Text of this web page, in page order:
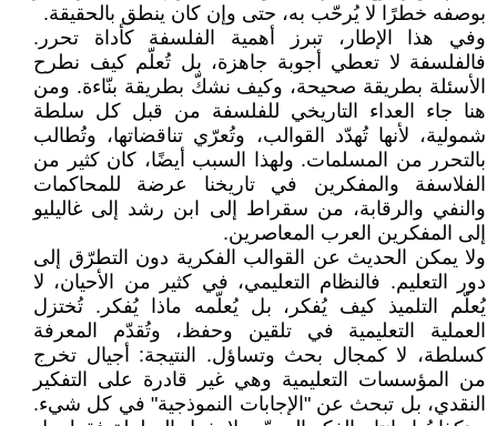
بوصفه خطرًا لا يُرحّب به، حتى وإن كان ينطق بالحقيقة.
وفي هذا الإطار، تبرز أهمية الفلسفة كأداة تحرر.
فالفلسفة لا تعطي أجوبة جاهزة، بل تُعلّم كيف نطرح
الأسئلة بطريقة صحيحة، وكيف نشكّ بطريقة بنّاءة. ومن
هنا جاء العداء التاريخي للفلسفة من قبل كل سلطة
شمولية، لأنها تُهدّد القوالب، وتُعرّي تناقضاتها، وتُطالب
بالتحرر من المسلمات. ولهذا السبب أيضًا، كان كثير من
الفلاسفة والمفكرين في تاريخنا عرضة للمحاكمات
والنفي والرقابة، من سقراط إلى ابن رشد إلى غاليليو
إلى المفكرين العرب المعاصرين.
ولا يمكن الحديث عن القوالب الفكرية دون التطرّق إلى
دور التعليم. فالنظام التعليمي، في كثير من الأحيان، لا
يُعلّم التلميذ كيف يُفكر، بل يُعلّمه ماذا يُفكر. تُختزل
العملية التعليمية في تلقين وحفظ، وتُقدّم المعرفة
كسلطة، لا كمجال بحث وتساؤل. النتيجة: أجيال تخرج
من المؤسسات التعليمية وهي غير قادرة على التفكير
النقدي، بل تبحث عن "الإجابات النموذجية" في كل شيء.